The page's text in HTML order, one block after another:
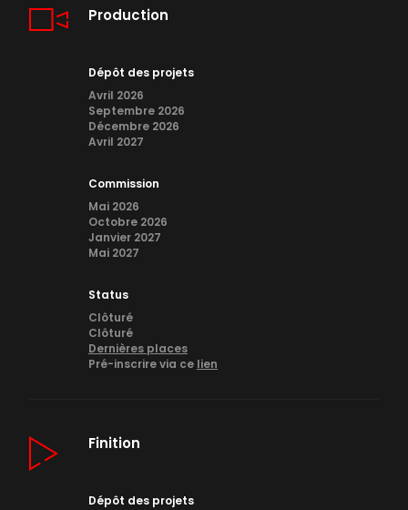
Production
Dépôt des projets
Avril 2026
Septembre 2026
Décembre 2026
Avril 2027
Commission
Mai 2026
Octobre 2026
Janvier 2027
Mai 2027
Status
Clôturé
Clôturé
Dernières places
Pré-inscrire via ce lien
Finition
Dépôt des projets